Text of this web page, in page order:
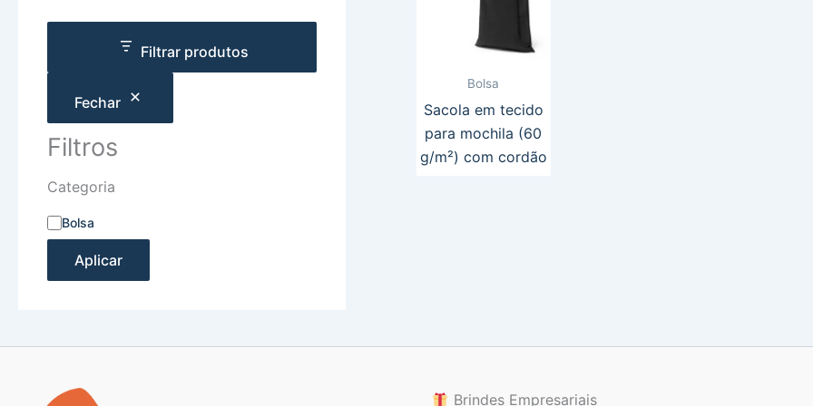
Filtrar produtos
Fechar
Filtros
Categoria
Bolsa
Aplicar
Bolsa
Sacola em tecido
para mochila (60
g/m²) com cordão
Brindes Empresariais